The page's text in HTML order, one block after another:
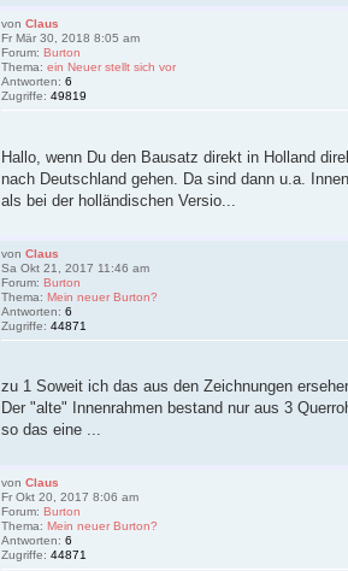
von Claus
Fr Mär 30, 2018 8:05 am
Forum: Burton
Thema: ein Neuer stellt sich vor
Antworten: 6
Zugriffe: 49819
Hallo, wenn Du den Bausatz direkt in Holland
nach Deutschland gehen. Da sind dann u.a.
als bei der holländischen Versio...
von Claus
Sa Okt 21, 2017 11:46 am
Forum: Burton
Thema: Mein neuer Burton?
Antworten: 6
Zugriffe: 44871
zu 1 Soweit ich das aus den Zeichnungen
Der "alte" Innenrahmen bestand nur aus 3
so das eine ...
von Claus
Fr Okt 20, 2017 8:06 am
Forum: Burton
Thema: Mein neuer Burton?
Antworten: 6
Zugriffe: 44871